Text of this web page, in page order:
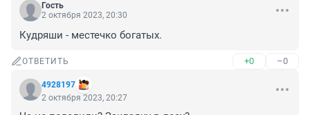
Гость
2 октября 2023, 20:30
Кудряши - местечко богатых.
ОТВЕТИТЬ +0 –0
4928197
2 октября 2023, 20:27